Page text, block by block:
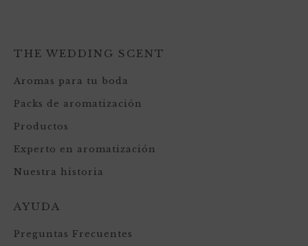
THE WEDDING SCENT
Aromas para tu boda
Packs de aromatización
Productos
Experto en aromatización
Nuestra historia
AYUDA
Preguntas Frecuentes